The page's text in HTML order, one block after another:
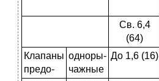
Св. 6,4
(64)
Клапаны
предо-
одноры­
чажные
До 1,6 (16)